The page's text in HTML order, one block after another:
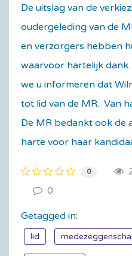
De uitslag van de
oudergeleding van de
en verzorgers hebben
waarvoor hartelijk
we u informeren dat
tot lid van de MR. Van
De MR bedankt ook de
harte voor haar
0
0
Getagged in:
lid